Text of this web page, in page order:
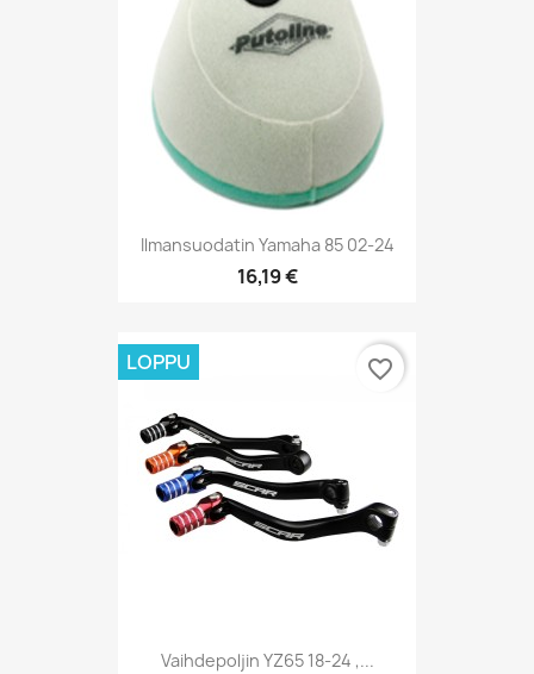
Ilmansuodatin Yamaha 85 02-24
16,19 €
Vaihdepoljin YZ65 18-24 ,...
LOPPU favorite_border